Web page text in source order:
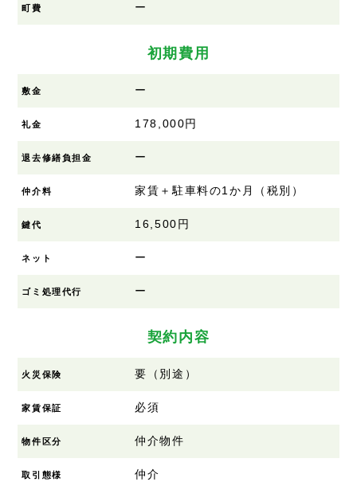
町費 ー
初期費用
敷金 ー
礼金 178,000円
退去修繕負担金 ー
仲介料 家賃＋駐車料の1か月（税別）
鍵代 16,500円
ネット ー
ゴミ処理代行 ー
契約内容
火災保険 要（別途）
家賃保証 必須
物件区分 仲介物件
取引態様 仲介